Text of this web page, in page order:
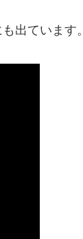
出ています。